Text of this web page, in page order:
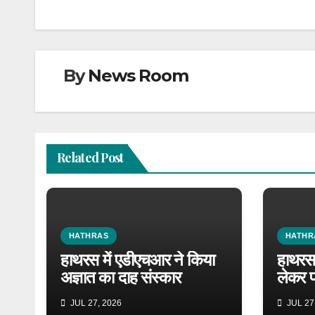
ByNews Room
Related Post
HATHRAS
हाथरस में एडीएचआर ने किया
अज्ञात का दाह संस्कार
JUL 27, 2026
लेकर
JUL